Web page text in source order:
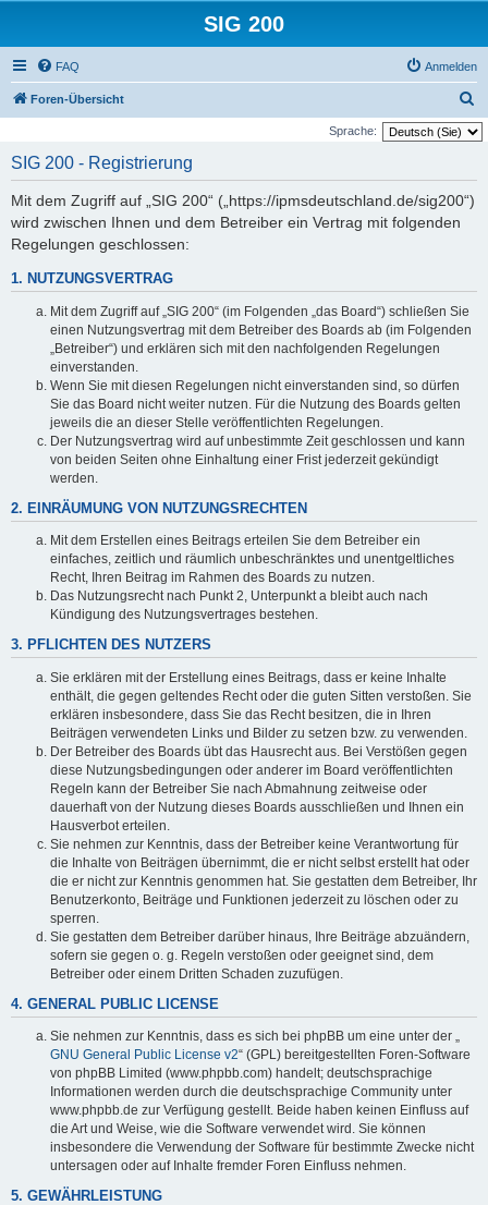
SIG 200
FAQ Anmelden
Foren-Übersicht
u
Sprache:
SIG 200 - Registrierung
Mit dem Zugriff auf „SIG 200“ („https://ipmsdeutschland.de/sig200“)
wird zwischen Ihnen und dem Betreiber ein Vertrag mit folgenden
Regelungen geschlossen:
1. NUTZUNGSVERTRAG
Mit dem Zugriff auf „SIG 200“ (im Folgenden „das Board“) schließen Sie
einen Nutzungsvertrag mit dem Betreiber des Boards ab (im Folgenden
„Betreiber“) und erklären sich mit den nachfolgenden Regelungen
einverstanden.
Wenn Sie mit diesen Regelungen nicht einverstanden sind, so dürfen
Sie das Board nicht weiter nutzen. Für die Nutzung des Boards gelten
jeweils die an dieser Stelle veröffentlichten Regelungen.
Der Nutzungsvertrag wird auf unbestimmte Zeit geschlossen und kann
von beiden Seiten ohne Einhaltung einer Frist jederzeit gekündigt
werden.
2. EINRÄUMUNG VON NUTZUNGSRECHTEN
Mit dem Erstellen eines Beitrags erteilen Sie dem Betreiber ein
einfaches, zeitlich und räumlich unbeschränktes und unentgeltliches
Recht, Ihren Beitrag im Rahmen des Boards zu nutzen.
Das Nutzungsrecht nach Punkt 2, Unterpunkt a bleibt auch nach
Kündigung des Nutzungsvertrages bestehen.
3. PFLICHTEN DES NUTZERS
Sie erklären mit der Erstellung eines Beitrags, dass er keine Inhalte
enthält, die gegen geltendes Recht oder die guten Sitten verstoßen. Sie
erklären insbesondere, dass Sie das Recht besitzen, die in Ihren
Beiträgen verwendeten Links und Bilder zu setzen bzw. zu verwenden.
Der Betreiber des Boards übt das Hausrecht aus. Bei Verstößen gegen
diese Nutzungsbedingungen oder anderer im Board veröffentlichten
Regeln kann der Betreiber Sie nach Abmahnung zeitweise oder
dauerhaft von der Nutzung dieses Boards ausschließen und Ihnen ein
Hausverbot erteilen.
Sie nehmen zur Kenntnis, dass der Betreiber keine Verantwortung für
die Inhalte von Beiträgen übernimmt, die er nicht selbst erstellt hat oder
die er nicht zur Kenntnis genommen hat. Sie gestatten dem Betreiber, Ihr
Benutzerkonto, Beiträge und Funktionen jederzeit zu löschen oder zu
sperren.
Sie gestatten dem Betreiber darüber hinaus, Ihre Beiträge abzuändern,
sofern sie gegen o. g. Regeln verstoßen oder geeignet sind, dem
Betreiber oder einem Dritten Schaden zuzufügen.
4. GENERAL PUBLIC LICENSE
Sie nehmen zur Kenntnis, dass es sich bei phpBB um eine unter der „
GNU General Public License v2“ (GPL) bereitgestellten Foren-Software
von phpBB Limited (www.phpbb.com) handelt; deutschsprachige
Informationen werden durch die deutschsprachige Community unter
www.phpbb.de zur Verfügung gestellt. Beide haben keinen Einfluss auf
die Art und Weise, wie die Software verwendet wird. Sie können
insbesondere die Verwendung der Software für bestimmte Zwecke nicht
untersagen oder auf Inhalte fremder Foren Einfluss nehmen.
5. GEWÄHRLEISTUNG